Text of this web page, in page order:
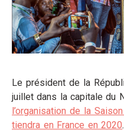
Le président de la
juillet dans la capitale du
l’organisation de la
tiendra en France en 2020.